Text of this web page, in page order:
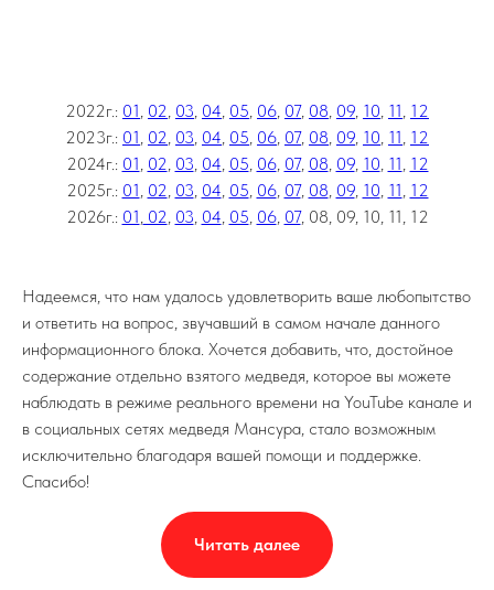
2022г.: 01, 02, 03, 04, 05, 06, 07, 08, 09, 10, 11, 12
2023г.: 01, 02, 03, 04, 05, 06, 07, 08, 09, 10, 11, 12
2024г.: 01, 02, 03, 04, 05, 06, 07, 08, 09, 10, 11, 12
2025г.: 01, 02, 03, 04, 05, 06, 07, 08, 09, 10, 11, 12
2026г.: 01,02, 03, 04, 05, 06, 07, 08, 09, 10, 11, 12
Надеемся, что нам удалось удовлетворить ваше любопытство
и ответить на вопрос, звучавший в самом начале данного
информационного блока. Хочется добавить, что, достойное
содержание отдельно взятого медведя, которое вы можете
наблюдать в режиме реального времени на YouTube канале и
в социальных сетях медведя Мансура, стало возможным
исключительно благодаря вашей помощи и поддержке.
Спасибо!
Читать далее